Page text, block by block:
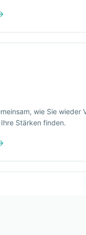
wie Sie wieder
Stärken finden.